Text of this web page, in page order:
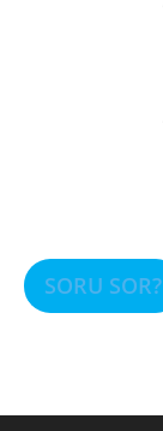
SORU SOR?